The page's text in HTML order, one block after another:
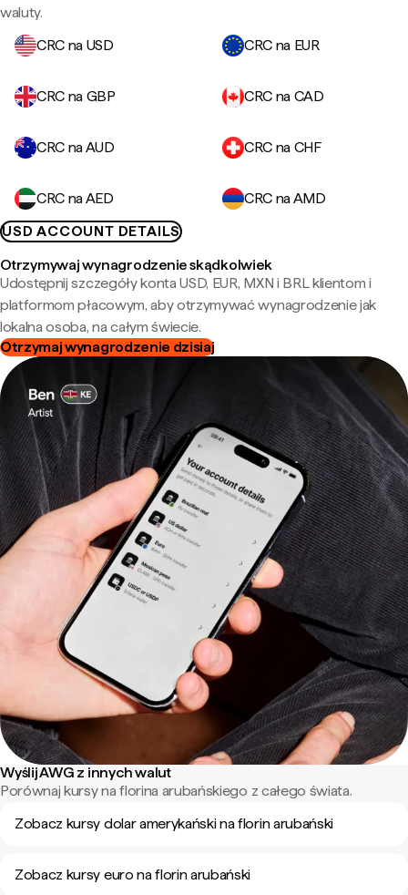
waluty.
CRC na USD
CRC na EUR
CRC na GBP CRC na CAD
CRC na AUD CRC na CHF
CRC na AED
CRC na AMD
USD ACCOUNT DETAILS
Otrzymywaj wynagrodzenie skądkolwiek
Udostępnij szczegóły konta USD, EUR, MXN i BRL klientom i
platformom płacowym, aby otrzymywać wynagrodzenie jak
lokalna osoba, na całym świecie.
Otrzymaj wynagrodzenie dzisiaj
Wyślij AWG z innych walut
Porównaj kursy na florina arubańskiego z całego świata.
Zobacz kursy dolar amerykański na florin arubański
Zobacz kursy euro na florin arubański